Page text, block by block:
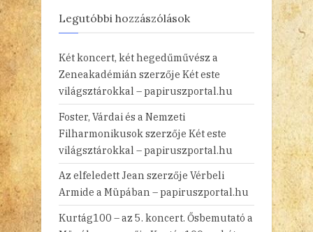
Legutóbbi hozzászólások
Két koncert, két hegedűművész a
Zeneakadémián szerzője Két este
világsztárokkal – papiruszportal.hu
Foster, Várdai és a Nemzeti
Filharmonikusokszerzője Két este
világsztárokkal – papiruszportal.hu
Az elfeledett Jean szerzője Vérbeli
Armide a Müpában – papiruszportal.hu
Kurtág100 – az 5. koncert. Ősbemutató a